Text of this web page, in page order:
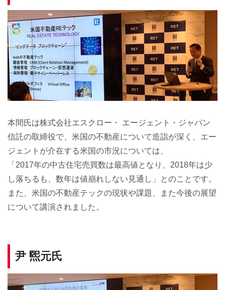
本間氏は株式会社エスクロー・ エージェント・ジャパン
信託の取締役で、米国の不動産について造詣が深く、エー
ジェントが介在する米国の市況については、
「2017年の中古住宅売買数は最高値となり、2018年は少
し落ちるも、数年は値崩れしない見通し」とのことです。
また、米国の不動産テックの現状や課題、また今後の展望
について講演されました。
尹 煕元氏